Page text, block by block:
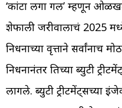
‘कांटा लगा गर्ल’ म्हणून
शेफाली जरीवालाचं 2025
निधनाच्या वृत्ताने सर्वांनाच
निधनानंतर तिच्या ब्युटी
लागले. ब्युटी ट्रीटमेंट्सच्या